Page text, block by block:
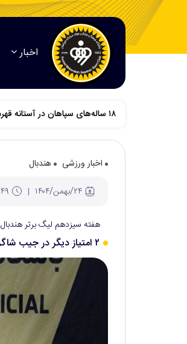
اخبار
اخبار ورزشی
هندبال
هفته سیزدهم لیگ برتر هندبال